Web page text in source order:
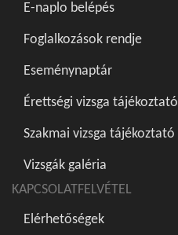
E-naplo belépés
Foglalkozások rendje
Eseménynaptár
Érettségi vizsga tájékoztató
Szakmai vizsga tájékoztató
Vizsgák galéria
KAPCSOLATFELVÉTEL
Elérhetőségek